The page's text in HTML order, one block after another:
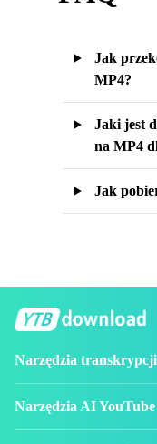
Jak
MP4?
Jaki jest
na MP4
Jak
Narzędzia
Narzędzia AI YouTube